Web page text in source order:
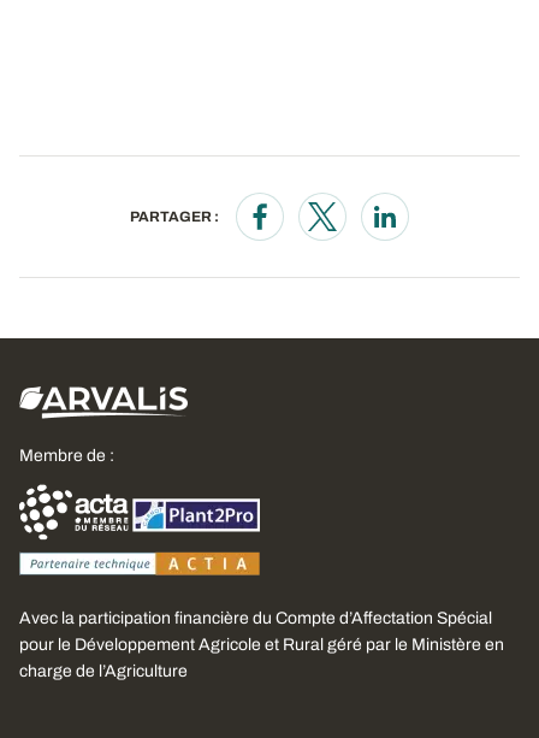
PARTAGER :
Opens in a new window
Opens in a new window
Opens in a new
Membre de :
Avec la participation financière du Compte d’Affectation Spécial
pour le Développement Agricole et Rural géré par le Ministère en
charge de l’Agriculture